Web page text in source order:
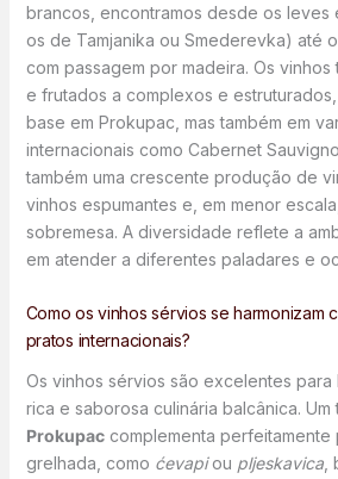
brancos, encontramos desde os leves
os de Tamjanika ou Smederevka) até
com passagem por madeira. Os
e frutados a complexos e
base em Prokupac, mas também em
internacionais como Cabernet
também uma crescente produção de
vinhos espumantes e, em menor
sobremesa. A diversidade reflete a
em atender a diferentes paladares e
Como os vinhos sérvios se harmonizam
pratos internacionais?
Os vinhos sérvios são excelentes para
rica e saborosa culinária balcânica.
Prokupaccomplementa perfeitamente
grelhada, como ćevapiou pljeskavica,